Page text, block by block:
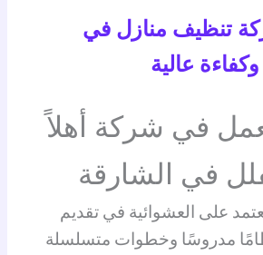
تنظيف منازل في
عالية
في شركة أهلاً
في الشارقة
على العشوائية في تقديم
مدروسًا وخطوات متسلسلة